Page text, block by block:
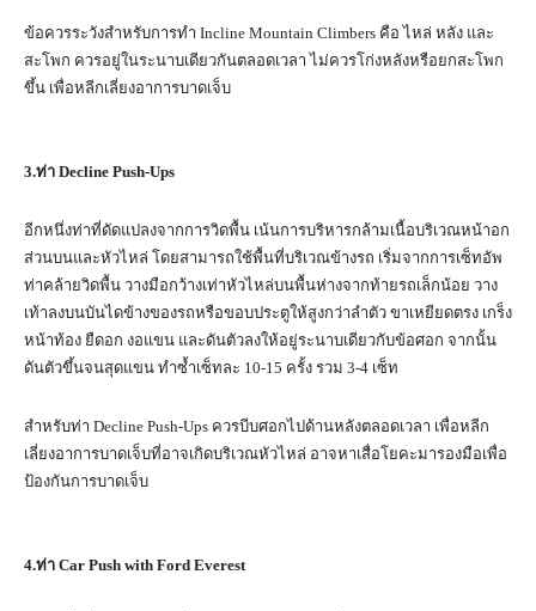
ข้อควรระวังสำหรับการทำ Incline Mountain Climbers คือ ไหล่ หลัง และ
สะโพก ควรอยู่ในระนาบเดียวกันตลอดเวลา ไม่ควรโก่งหลังหรือยกสะโพก
ขึ้น เพื่อหลีกเลี่ยงอาการบาดเจ็บ
3.ท่า Decline Push-Ups
อีกหนึ่งท่าที่ดัดแปลงจากการวิดพื้น เน้นการบริหารกล้ามเนื้อบริเวณหน้าอก
ส่วนบนและหัวไหล่ โดยสามารถใช้พื้นที่บริเวณข้างรถ เริ่มจากการเซ็ทอัพ
ท่าคล้ายวิดพื้น วางมือกว้างเท่าหัวไหล่บนพื้นห่างจากท้ายรถเล็กน้อย วาง
เท้าลงบนบันไดข้างของรถหรือขอบประตูให้สูงกว่าลำตัว ขาเหยียดตรง เกร็ง
หน้าท้อง ยืดอก งอแขน และดันตัวลงให้อยู่ระนาบเดียวกับข้อศอก จากนั้น
ดันตัวขึ้นจนสุดแขน ทำซ้ำเซ็ทละ 10-15 ครั้ง รวม 3-4 เซ็ท
สำหรับท่า Decline Push-Ups ควรบีบศอกไปด้านหลังตลอดเวลา เพื่อหลีก
เลี่ยงอาการบาดเจ็บที่อาจเกิดบริเวณหัวไหล่ อาจหาเสื่อโยคะมารองมือเพื่อ
ป้องกันการบาดเจ็บ
4.ท่า Car Push with Ford Everest